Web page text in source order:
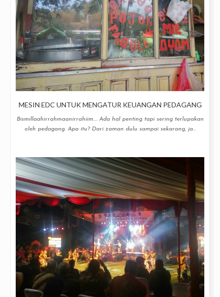
MESIN EDC UNTUK MENGATUR KEUANGAN PEDAGANG
Bismillaahirrahmaanirrahiim.... Ada hal penting tapi sering terlupakan
oleh pedagang. Apa itu? Dari zaman dulu sampai sekarang, ja...